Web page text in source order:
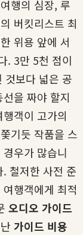
행의 심장, 루
버킷리스트 최
위용 앞에 서
. 3만 5천 점이
것보다 넓은 공
을 짜야 할지
객이 고가의
기듯 작품을 스
우가 많습니
철저한 사전 준
행객에게 최적
오디오 가이드
가이드 비용